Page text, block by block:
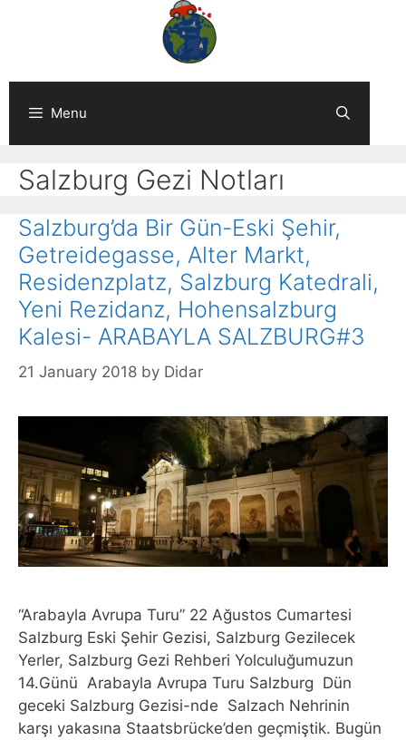
Menu
Salzburg Gezi Notları
Salzburg’da Bir Gün-Eski Şehir,
Getreidegasse, Alter Markt,
Residenzplatz, Salzburg Katedrali,
Yeni Rezidanz, Hohensalzburg
Kalesi- ARABAYLA SALZBURG#3
21 January 2018 by Didar
“Arabayla Avrupa Turu” 22 Ağustos Cumartesi
Salzburg Eski Şehir Gezisi, Salzburg Gezilecek
Yerler, Salzburg Gezi Rehberi Yolculuğumuzun
14.Günü Arabayla Avrupa Turu Salzburg Dün
geceki Salzburg Gezisi-nde Salzach Nehrinin
karşı yakasına Staatsbrücke’den geçmiştik. Bugün